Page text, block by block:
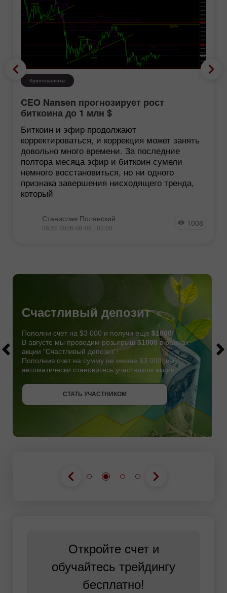
Криптовалюты
CEO Nansen прогнозирует рост
биткоина до 1 млн $
Биткоин и эфир продолжают
корректироваться, и коррекция может занять
довольно много времени. За последние
полтора месяца эфир и биткоин сумели
немного восстановиться, но ни одного
признака завершения нисходящего тренда,
который
Станислав Полянский
08:22 2026-08-09 +02:00 1008
Счастливый депозит
Пополни счет на $3 000 и получи еще $1000!
В августе мы проводим розыгрыш $1000 в рамках
акции "Счастливый депозит"!
Пополнив счет на сумму не менее $3 000, вы
автоматически становитесь участником акции.
СТАТЬ УЧАСТНИКОМ
Откройте счет и
обучайтесь трейдингу
бесплатно!